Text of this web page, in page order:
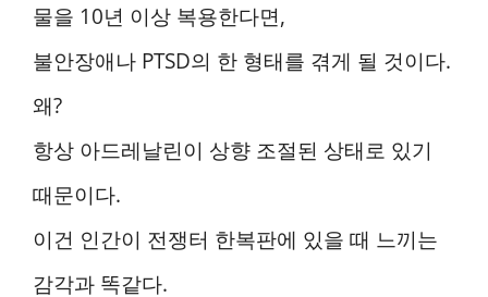
물을 10년 이상 복용한다면,
불안장애나 PTSD의 한 형태를 겪게 될 것이다.
왜?
항상 아드레날린이 상향 조절된 상태로 있기
때문이다.
이건 인간이 전쟁터 한복판에 있을 때 느끼는
감각과 똑같다.